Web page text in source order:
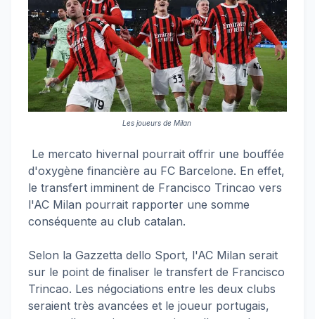
Les joueurs de Milan
Le mercato hivernal pourrait offrir une bouffée
d'oxygène financière au FC Barcelone. En effet,
le transfert imminent de Francisco Trincao vers
l'AC Milan pourrait rapporter une somme
conséquente au club catalan.
Selon la Gazzetta dello Sport, l'AC Milan serait
sur le point de finaliser le transfert de Francisco
Trincao. Les négociations entre les deux clubs
seraient très avancées et le joueur portugais,